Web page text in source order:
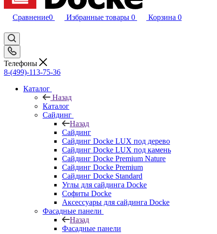
Сравнение0 Избранные товары 0 Корзина 0
Телефоны
8-(499)-113-75-36
Каталог
Назад
Каталог
Сайдинг
Назад
Сайдинг
Сайдинг Docke LUX под дерево
Сайдинг Docke LUX под камень
Сайдинг Docke Premium Nature
Сайдинг Docke Premium
Сайдинг Docke Standard
Углы для сайдинга Docke
Софиты Docke
Аксессуары для сайдинга Docke
Фасадные панели
Назад
Фасадные панели